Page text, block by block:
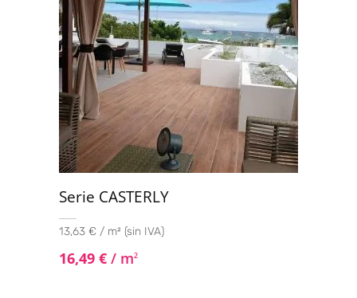
Serie CASTERLY
13,63 € / m² (sin IVA)
16,49 € / m2